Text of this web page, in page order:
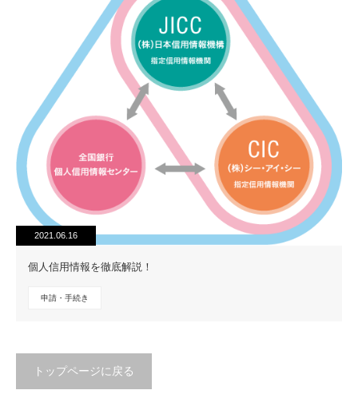
2021.06.16
個人信用情報を徹底解説！
申請・手続き
トップページに戻る